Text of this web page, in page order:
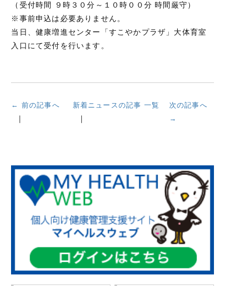
（受付時間 ９時３０分～１０時００分 時間厳守）
※事前申込は必要ありません。
当日、健康増進センター「すこやかプラザ」大体育室
入口にて受付を行います。
← 前の記事へ 新着ニュースの記事 一覧
次の記事へ
→